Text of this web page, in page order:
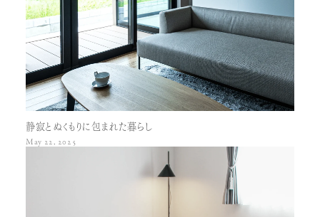
静寂とぬくもりに包まれた暮らし
May 22, 2025